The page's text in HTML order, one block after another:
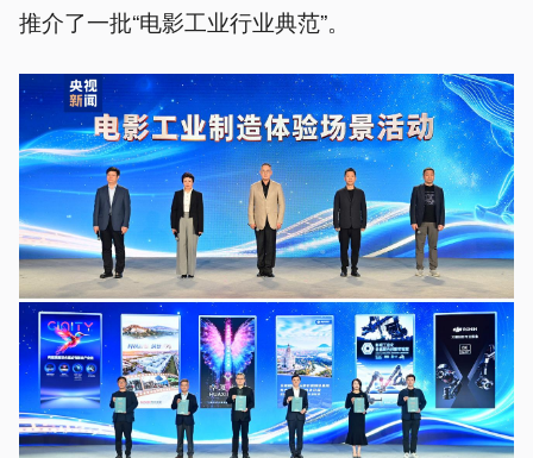
推介了一批“电影工业行业典范”。